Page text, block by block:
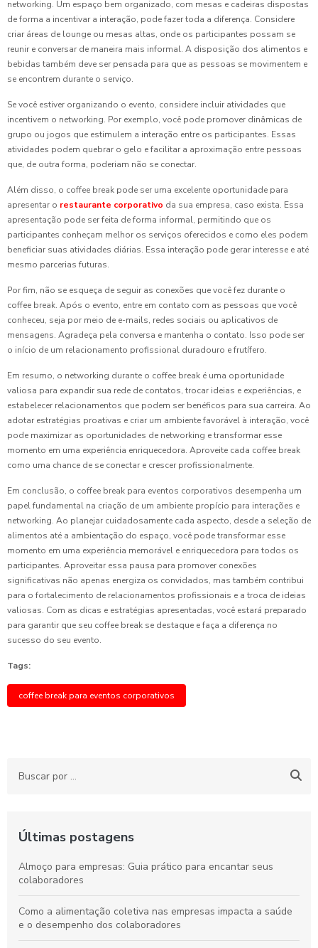
networking. Um espaço bem organizado, com mesas e cadeiras dispostas
de forma a incentivar a interação, pode fazer toda a diferença. Considere
criar áreas de lounge ou mesas altas, onde os participantes possam se
reunir e conversar de maneira mais informal. A disposição dos alimentos e
bebidas também deve ser pensada para que as pessoas se movimentem e
se encontrem durante o serviço.
Se você estiver organizando o evento, considere incluir atividades que
incentivem o networking. Por exemplo, você pode promover dinâmicas de
grupo ou jogos que estimulem a interação entre os participantes. Essas
atividades podem quebrar o gelo e facilitar a aproximação entre pessoas
que, de outra forma, poderiam não se conectar.
Além disso, o coffee break pode ser uma excelente oportunidade para
apresentar o restaurante corporativo da sua empresa, caso exista. Essa
apresentação pode ser feita de forma informal, permitindo que os
participantes conheçam melhor os serviços oferecidos e como eles podem
beneficiar suas atividades diárias. Essa interação pode gerar interesse e até
mesmo parcerias futuras.
Por fim, não se esqueça de seguir as conexões que você fez durante o
coffee break. Após o evento, entre em contato com as pessoas que você
conheceu, seja por meio de e-mails, redes sociais ou aplicativos de
mensagens. Agradeça pela conversa e mantenha o contato. Isso pode ser
o início de um relacionamento profissional duradouro e frutífero.
Em resumo, o networking durante o coffee break é uma oportunidade
valiosa para expandir sua rede de contatos, trocar ideias e experiências, e
estabelecer relacionamentos que podem ser benéficos para sua carreira. Ao
adotar estratégias proativas e criar um ambiente favorável à interação, você
pode maximizar as oportunidades de networking e transformar esse
momento em uma experiência enriquecedora. Aproveite cada coffee break
como uma chance de se conectar e crescer profissionalmente.
Em conclusão, o coffee break para eventos corporativos desempenha um
papel fundamental na criação de um ambiente propício para interações e
networking. Ao planejar cuidadosamente cada aspecto, desde a seleção de
alimentos até a ambientação do espaço, você pode transformar esse
momento em uma experiência memorável e enriquecedora para todos os
participantes. Aproveitar essa pausa para promover conexões
significativas não apenas energiza os convidados, mas também contribui
para o fortalecimento de relacionamentos profissionais e a troca de ideias
valiosas. Com as dicas e estratégias apresentadas, você estará preparado
para garantir que seu coffee break se destaque e faça a diferença no
sucesso do seu evento.
Tags:
coffee break para eventos corporativos
Últimas postagens
Almoço para empresas: Guia prático para encantar seus
colaboradores
Como a alimentação coletiva nas empresas impacta a saúde
e o desempenho dos colaboradores